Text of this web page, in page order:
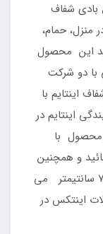
وان بادی شفاف
در منزل، حمام،
این محصول
با دو شرکت
اینتایم با
اینتایم در
محصول با
حاصل نمائید و همچنین
برای خرید این وان بادی اینتایم با عمق 75 سانتیمتر می
اینتکس در